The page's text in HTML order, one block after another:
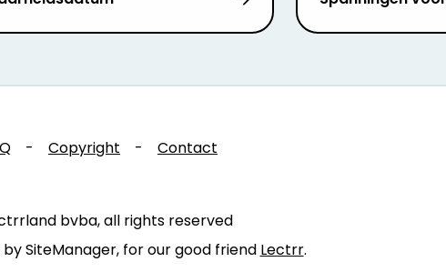
- Copyright - Contact
bvba, all rights reserved
SiteManager, for our good friend Lectrr.